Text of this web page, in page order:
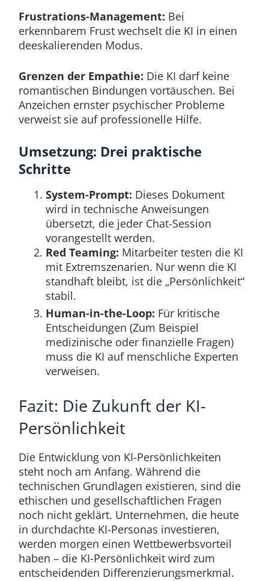
Frustrations-Management: Bei
erkennbarem Frust wechselt die KI in einen
deeskalierenden Modus.
Grenzen der Empathie: Die KI darf keine
romantischen Bindungen vortäuschen. Bei
Anzeichen ernster psychischer Probleme
verweist sie auf professionelle Hilfe.
Umsetzung: Drei praktische
Schritte
System-Prompt: Dieses Dokument
wird in technische Anweisungen
übersetzt, die jeder Chat-Session
vorangestellt werden.
Red Teaming: Mitarbeiter testen die KI
mit Extremszenarien. Nur wenn die KI
standhaft bleibt, ist die „Persönlichkeit“
stabil.
Human-in-the-Loop: Für kritische
Entscheidungen (Zum Beispiel
medizinische oder finanzielle Fragen)
muss die KI auf menschliche Experten
verweisen.
Fazit: Die Zukunft der KI-
Persönlichkeit
Die Entwicklung von KI-Persönlichkeiten
steht noch am Anfang. Während die
technischen Grundlagen existieren, sind die
ethischen und gesellschaftlichen Fragen
noch nicht geklärt. Unternehmen, die heute
in durchdachte KI-Personas investieren,
werden morgen einen Wettbewerbsvorteil
haben – die KI-Persönlichkeit wird zum
entscheidenden Differenzierungsmerkmal.